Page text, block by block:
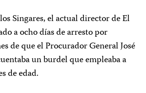
Singares, el actual director de El
a ocho días de arresto por
de que el Procurador General José
un burdel que empleaba a
de edad.